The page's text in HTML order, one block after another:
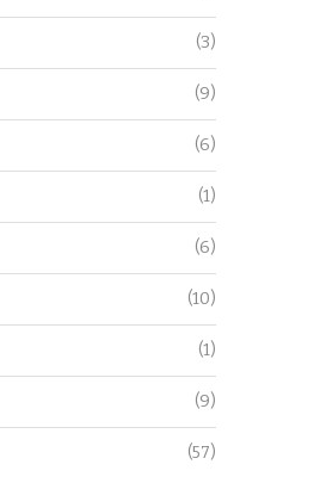
(3)
(9)
(6)
(1)
(6)
(10)
(1)
(9)
(57)